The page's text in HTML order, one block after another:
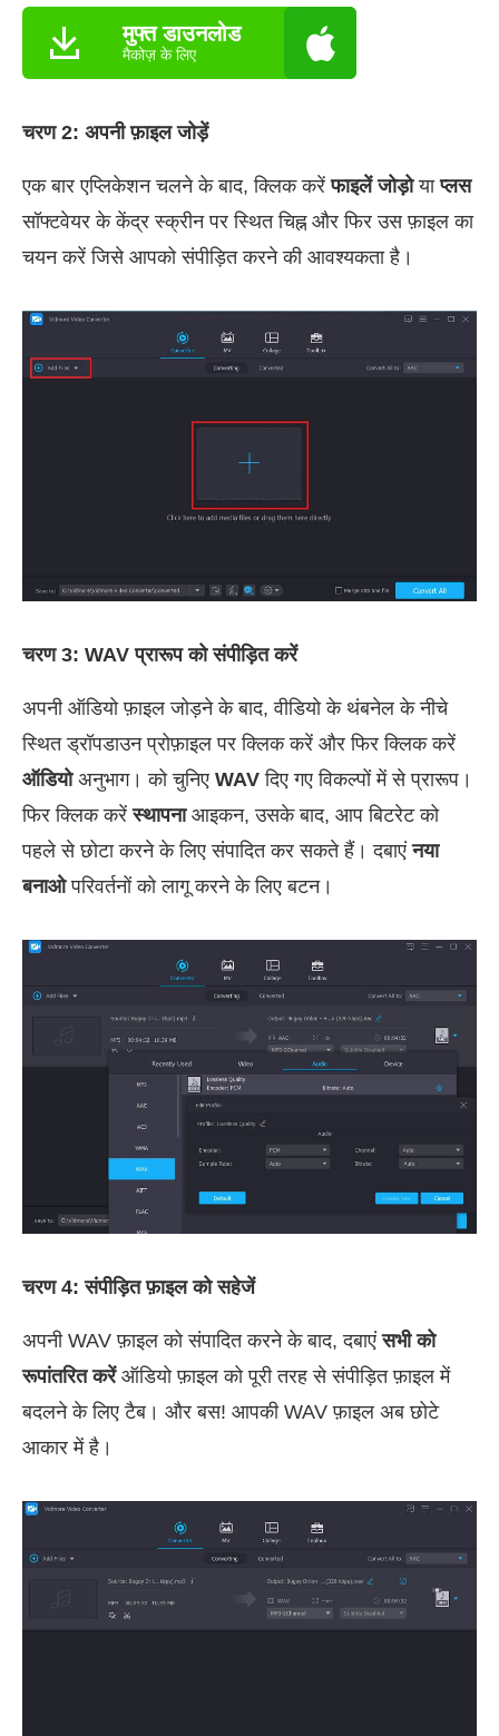
मुफ्त डाउनलोड
मैकोज़ के लिए
चरण 2: अपनी फ़ाइल जोड़ें
एक बार एप्लिकेशन चलने के बाद, क्लिक करेंफाइलें जोड़ोयाप्लस
सॉफ्टवेयर के केंद्र स्क्रीन पर स्थित चिह्न और फिर उस फ़ाइल का
चयन करें जिसे आपको संपीड़ित करने की आवश्यकता है।
चरण 3: WAV प्रारूप को संपीड़ित करें
अपनी ऑडियो फ़ाइल जोड़ने के बाद, वीडियो के थंबनेल के नीचे
स्थित ड्रॉपडाउन प्रोफ़ाइल पर क्लिक करें और फिर क्लिक करें
ऑडियोअनुभाग। को चुनिए WAV दिए गए विकल्पों में से प्रारूप।
फिर क्लिक करेंस्थापनाआइकन, उसके बाद, आप बिटरेट को
पहले से छोटा करने के लिए संपादित कर सकते हैं। दबाएंनया
बनाओपरिवर्तनों को लागू करने के लिए बटन।
चरण 4: संपीड़ित फ़ाइल को सहेजें
अपनी WAV फ़ाइल को संपादित करने के बाद, दबाएंसभी को
रूपांतरित करेंऑडियो फ़ाइल को पूरी तरह से संपीड़ित फ़ाइल में
बदलने के लिए टैब। और बस! आपकी WAV फ़ाइल अब छोटे
आकार में है।